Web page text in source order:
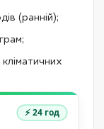
(ранній);
⚡ 24 год